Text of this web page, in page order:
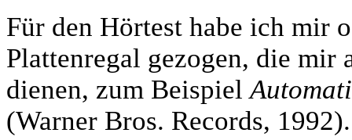
Für den Hörtest habe ich mir
Plattenregal gezogen, die mir
dienen, zum Beispiel
(Warner Bros. Records,